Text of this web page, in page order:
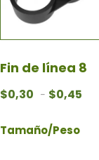
Fin de línea 8
$0,30 - $0,45
Tamaño/Peso